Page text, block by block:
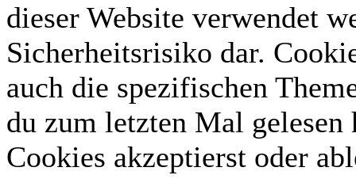
dieser Website verwendet
Sicherheitsrisiko dar.
auch die spezifischen
du zum letzten Mal gelesen
Cookies akzeptierst oder